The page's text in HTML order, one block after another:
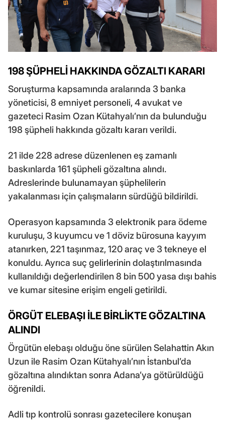
198 ŞÜPHELİ HAKKINDA GÖZALTI KARARI
Soruşturma kapsamında aralarında 3 banka
yöneticisi, 8 emniyet personeli, 4 avukat ve
gazeteci Rasim Ozan Kütahyalı’nın da bulunduğu
198 şüpheli hakkında gözaltı kararı verildi.
21 ilde 228 adrese düzenlenen eş zamanlı
baskınlarda 161 şüpheli gözaltına alındı.
Adreslerinde bulunamayan şüphelilerin
yakalanması için çalışmaların sürdüğü bildirildi.
Operasyon kapsamında 3 elektronik para ödeme
kuruluşu, 3 kuyumcu ve 1 döviz bürosuna kayyım
atanırken, 221 taşınmaz, 120 araç ve 3 tekneye el
konuldu. Ayrıca suç gelirlerinin dolaştırılmasında
kullanıldığı değerlendirilen 8 bin 500 yasa dışı bahis
ve kumar sitesine erişim engeli getirildi.
ÖRGÜT ELEBAŞI İLE BİRLİKTE GÖZALTINA
ALINDI
Örgütün elebaşı olduğu öne sürülen Selahattin Akın
Uzun ile Rasim Ozan Kütahyalı’nın İstanbul’da
gözaltına alındıktan sonra Adana’ya götürüldüğü
öğrenildi.
Adli tıp kontrolü sonrası gazetecilere konuşan